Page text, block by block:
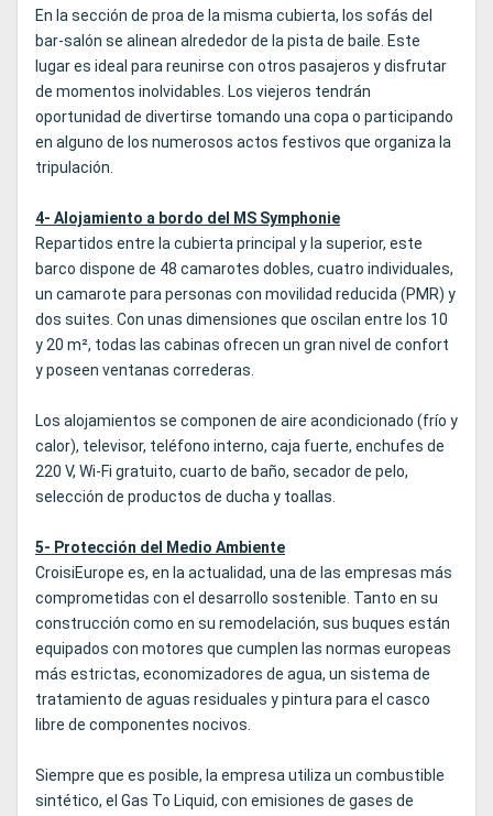
En la sección de proa de la misma cubierta, los sofás del
bar-salón se alinean alrededor de la pista de baile. Este
lugar es ideal para reunirse con otros pasajeros y disfrutar
de momentos inolvidables. Los viejeros tendrán
oportunidad de divertirse tomando una copa o participando
en alguno de los numerosos actos festivos que organiza la
tripulación.
4- Alojamiento a bordo del MS Symphonie
Repartidos entre la cubierta principal y la superior, este
barco dispone de 48 camarotes dobles, cuatro individuales,
un camarote para personas con movilidad reducida (PMR) y
dos suites. Con unas dimensiones que oscilan entre los 10
y 20 m², todas las cabinas ofrecen un gran nivel de confort
y poseen ventanas correderas.
Los alojamientos se componen de aire acondicionado (frío y
calor), televisor, teléfono interno, caja fuerte, enchufes de
220 V, Wi-Fi gratuito, cuarto de baño, secador de pelo,
selección de productos de ducha y toallas.
5- Protección del Medio Ambiente
CroisiEurope es, en la actualidad, una de las empresas más
comprometidas con el desarrollo sostenible. Tanto en su
construcción como en su remodelación, sus buques están
equipados con motores que cumplen las normas europeas
más estrictas, economizadores de agua, un sistema de
tratamiento de aguas residuales y pintura para el casco
libre de componentes nocivos.
Siempre que es posible, la empresa utiliza un combustible
sintético, el Gas To Liquid, con emisiones de gases de